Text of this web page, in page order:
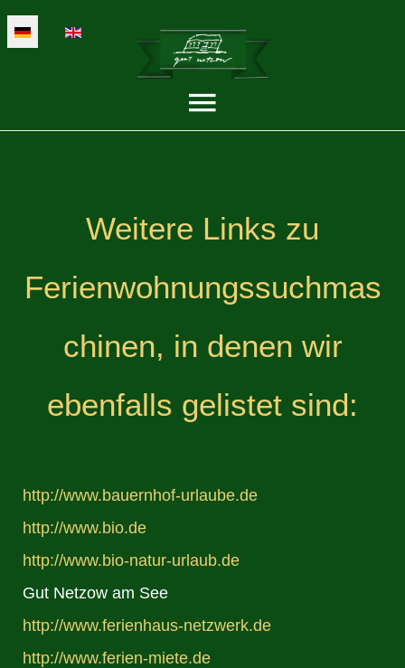
Sprache auswählen
Weitere Links zu
Ferienwohnungssuchmas
chinen, in denen wir
ebenfalls gelistet sind:
http://www.bauernhof-urlaube.de
http://www.bio.de
http://www.bio-natur-urlaub.de
Gut Netzow am See
http://www.ferienhaus-netzwerk.de
http://www.ferien-miete.de